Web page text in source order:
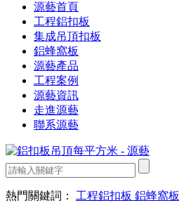
源藝首頁
工程鋁扣板
集成吊頂扣板
鋁蜂窩板
源藝產品
工程案例
源藝資訊
走進源藝
聯系源藝
熱門關鍵詞： 工程鋁扣板 鋁蜂窩板